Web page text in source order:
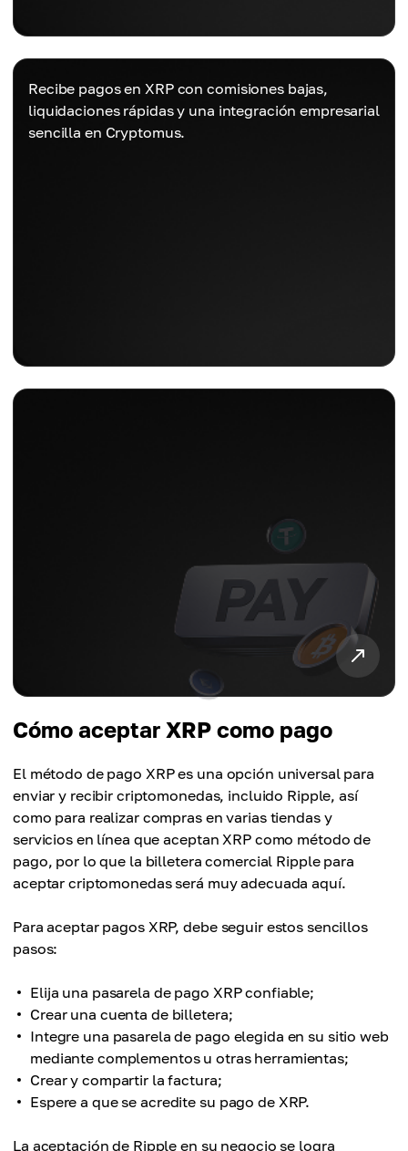
Recibe pagos en XRP con comisiones bajas,
liquidaciones rápidas y una integración empresarial
sencilla en Cryptomus.
Cómo aceptar XRP como pago
El método de pago XRP es una opción universal para
enviar y recibir criptomonedas, incluido Ripple, así
como para realizar compras en varias tiendas y
servicios en línea que aceptan XRP como método de
pago, por lo que la billetera comercial Ripple para
aceptar criptomonedas será muy adecuada aquí.
Para aceptar pagos XRP, debe seguir estos sencillos
pasos:
Elija una pasarela de pago XRP confiable;
Crear una cuenta de billetera;
Integre una pasarela de pago elegida en su sitio web
mediante complementos u otras herramientas;
Crear y compartir la factura;
Espere a que se acredite su pago de XRP.
La aceptación de Ripple en su negocio se logra